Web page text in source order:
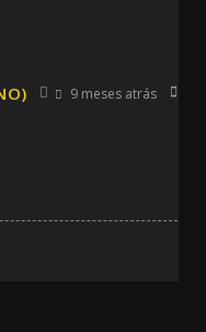
9 meses atrás